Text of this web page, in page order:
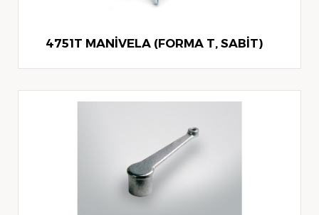
4751T MANİVELA (FORMA T, SABİT)